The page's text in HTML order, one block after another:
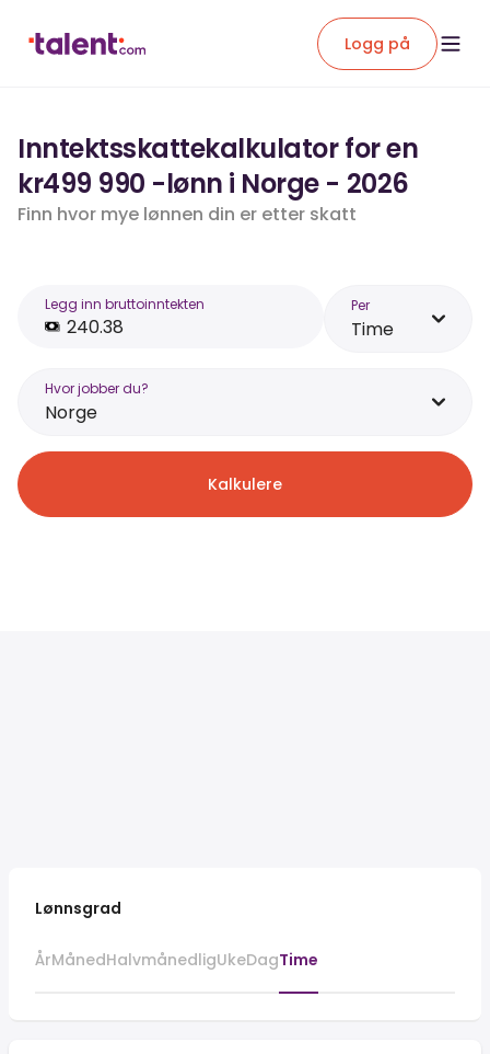
Logg på
Inntektsskattekalkulator for en
kr499 990 -lønn i Norge - 2026
Finn hvor mye lønnen din er etter skatt
Legg inn bruttoinntekten Per
Time
Hvor jobber du?
Norge
Kalkulere
Lønnsgrad
ÅrMånedHalvmånedligUkeDagTime